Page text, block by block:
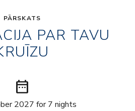
PĀRSKATS
PAR TAVU
date_range
2027 for 7 nights